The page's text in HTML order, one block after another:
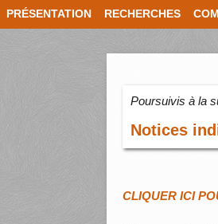
PRÉSENTATION RECHERCHES
Poursuivis à la
Notices
CLIQUER ICI